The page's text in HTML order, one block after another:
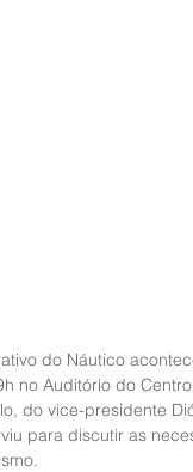
do Náutico
no Auditório do
do vice-presidente
para discutir as